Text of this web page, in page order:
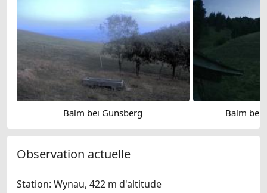
Balm bei Gunsberg Balm bei
Observation actuelle
Station: Wynau, 422 m d'altitude